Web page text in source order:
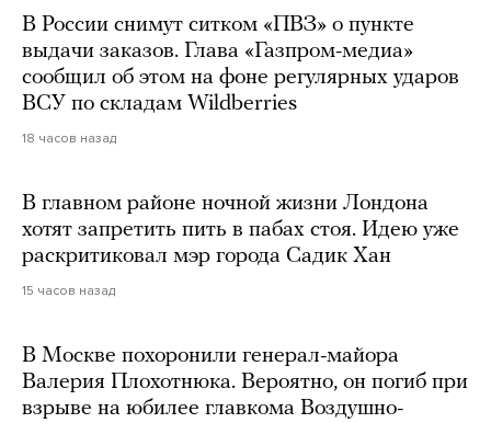
В России снимут ситком «ПВЗ» о пункте
выдачи заказов. Глава «Газпром-медиа»
сообщил об этом на фоне регулярных ударов
ВСУ по складам Wildberries
18 часов назад
В главном районе ночной жизни Лондона
хотят запретить пить в пабах стоя. Идею уже
раскритиковал мэр города Садик Хан
15 часов назад
В Москве похоронили генерал-майора
Валерия Плохотнюка. Вероятно, он погиб при
взрыве на юбилее главкома Воздушно-